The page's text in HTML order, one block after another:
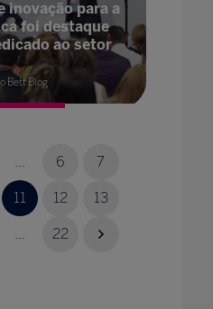
inovação para a
foi destaque
ao setor
Bett Blog
... 6 7
11 12 13
... 22